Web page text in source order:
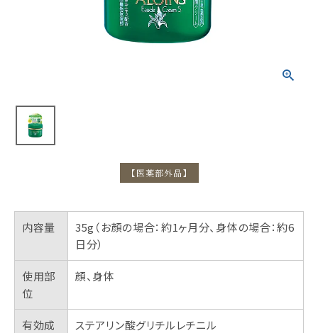
【医薬部外品】
内容量
35g（お顔の場合：約1ヶ月分、身体の場合：約6
日分）
使用部
位
顔、身体
有効成
ステアリン酸グリチルレチニル